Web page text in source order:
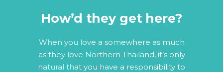
How’d they get here?
When you love a somewhere as much
as they love Northern Thailand, it’s only
natural that you have a responsibility to